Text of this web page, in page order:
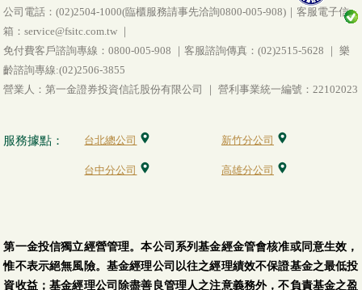
公司電話：(02)2504-1000(臨櫃服務請事先洽詢0800-005-908)｜客服電子信
箱：service@fsitc.com.tw ｜
免付費客戶諮詢專線：0800-005-908 ｜客服諮詢傳真：(02)2515-5628 ｜ 樂
齡諮詢專線:(02)2506-3855
營業人：第一金證券投資信託股份有限公司 ｜ 營利事業統一編號：22102023
服務據點： 台北總公司 新竹分公司
台中分公司 高雄分公司
第一金投信獨立經營管理。本公司系列基金經金管會核准或同意生效，
惟不表示絕無風險。基金經理公司以往之經理績效不保證基金之最低投
資收益；基金經理公司除盡善良管理人之注意義務外，不負責基金之盈